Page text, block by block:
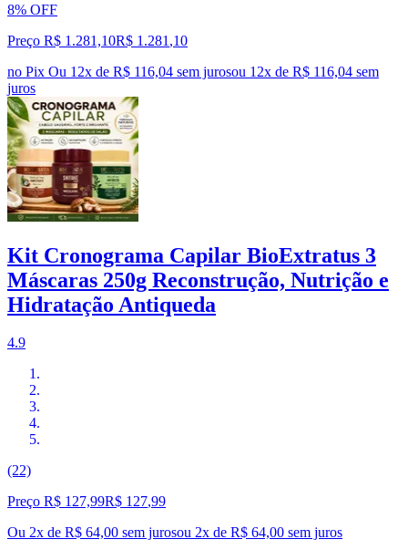
8% OFF
Preço R$ 1.281,10R$ 1.281 ,10
no Pix Ou 12x de R$ 116,04 sem jurosou 12x de R$ 116,04 sem
juros
Kit Cronograma Capilar BioExtratus 3
Máscaras 250g Reconstrução, Nutrição e
Hidratação Antiqueda
4.9
(22)
Preço R$ 127,99R$ 127,99
Ou 2x de R$ 64,00 sem jurosou 2x de R$ 64,00 sem juros